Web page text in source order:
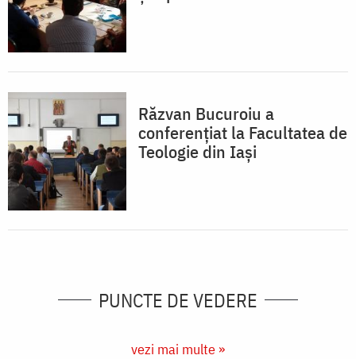
Răzvan Bucuroiu a
conferențiat la Facultatea de
Teologie din Iași
PUNCTE DE VEDERE
vezi mai multe »